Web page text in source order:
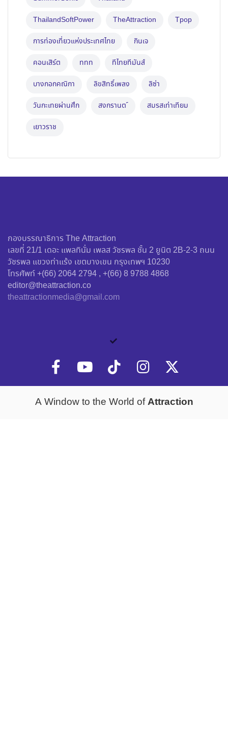
ThailandSoftPower TheAttraction Tpop
การท่องเที่ยวแห่งประเทศไทย กินเจ
คอนเสิร์ต ททท ทีไทยทีมันส์
บางกอกคณิกา ลิขสิทธิ์เพลง ลิซ่า
วันกะเทยผ่านศึก สงกรานต ์ สมรสเท่าเทียม
เยาวราช
กองบรรณาธิการ The Attraction
เลขที่ 21/1 เดอะ แพลทินั่ม เพลส วัชรพล ชั้น 2 ยูนิต 2B-2-3 ถนน
วัชรพล แขวงท่าแร้ง เขตบางเขน กรุงเทพฯ 10230
โทรศัพท์ +(66) 2064 2794 , +(66) 8 9788 4868
editor@theattraction.co
theattractionmedia@gmail.com
A Window to the World ofAttraction